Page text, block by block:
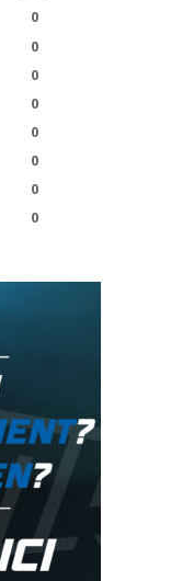
0
0
0
0
0
0
0
0